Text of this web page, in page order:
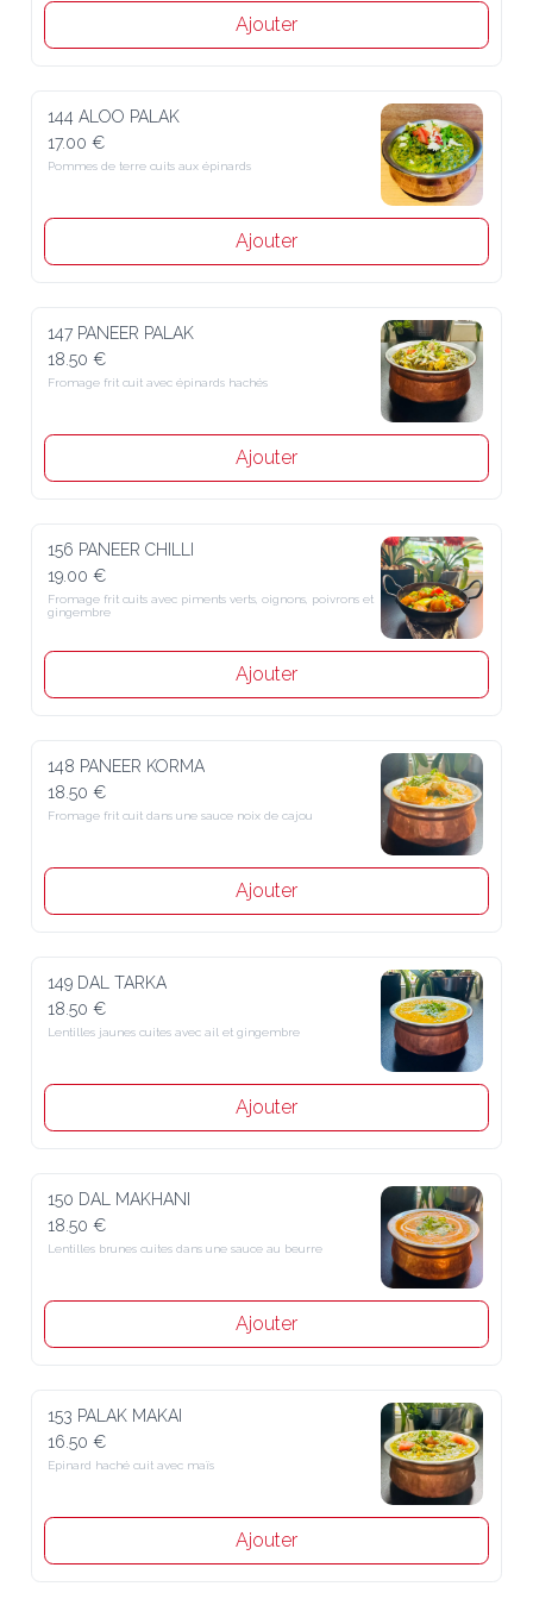
Ajouter
144 ALOO PALAK
17.00 €
Pommes de terre cuits aux épinards
Ajouter
147 PANEER PALAK
18.50 €
Fromage frit cuit avec épinards hachés
Ajouter
156 PANEER CHILLI
19.00 €
Fromage frit cuits avec piments verts, oignons, poivrons et
gingembre
Ajouter
148 PANEER KORMA
18.50 €
Fromage frit cuit dans une sauce noix de cajou
Ajouter
149 DAL TARKA
18.50 €
Lentilles jaunes cuites avec ail et gingembre
Ajouter
150 DAL MAKHANI
18.50 €
Lentilles brunes cuites dans une sauce au beurre
Ajouter
153 PALAK MAKAI
16.50 €
Epinard haché cuit avec maïs
Ajouter